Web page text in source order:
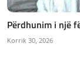
Përdhunim i një
Korrik 30, 2026